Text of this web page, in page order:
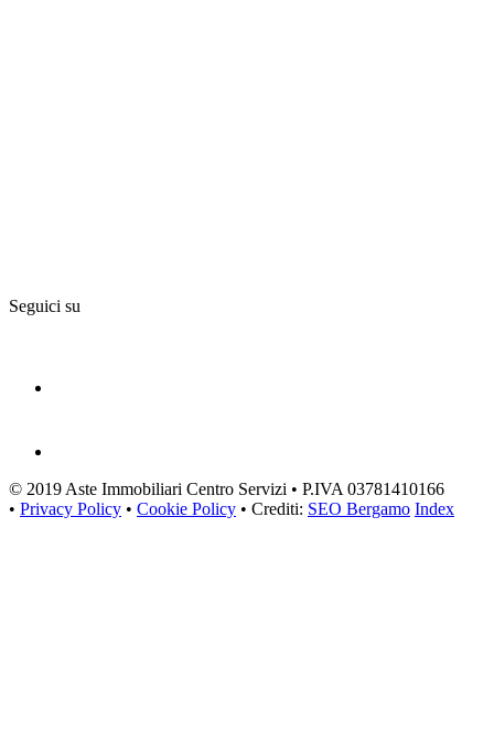
Seguici su
© 2019 Aste Immobiliari Centro Servizi • P.IVA 03781410166
• Privacy Policy • Cookie Policy • Crediti: SEO Bergamo Index